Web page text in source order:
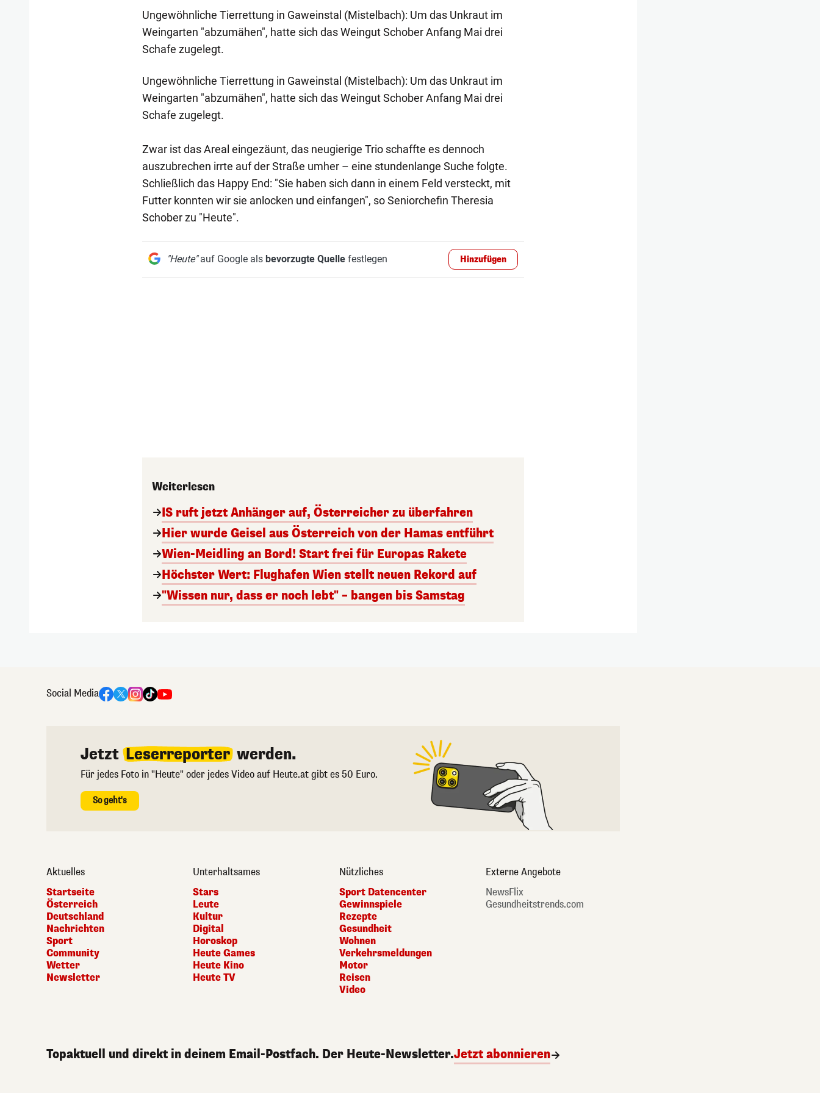
Ungewöhnliche Tierrettung in Gaweinstal (Mistelbach): Um das Unkraut im
Weingarten "abzumähen", hatte sich das Weingut Schober Anfang Mai drei
Schafe zugelegt.
Ungewöhnliche Tierrettung in Gaweinstal (Mistelbach): Um das Unkraut im
Weingarten "abzumähen", hatte sich das Weingut Schober Anfang Mai drei
Schafe zugelegt.
Zwar ist das Areal eingezäunt, das neugierige Trio schaffte es dennoch
auszubrechen irrte auf der Straße umher – eine stundenlange Suche folgte.
Schließlich das Happy End: "Sie haben sich dann in einem Feld versteckt, mit
Futter konnten wir sie anlocken und einfangen", so Seniorchefin Theresia
Schober zu "Heute".
"Heute"auf Google als bevorzugte Quellefestlegen Hinzufügen
Weiterlesen
IS ruft jetzt Anhänger auf, Österreicher zu überfahren
Hier wurde Geisel aus Österreich von der Hamas entführt
Wien-Meidling an Bord! Start frei für Europas Rakete
Höchster Wert: Flughafen Wien stellt neuen Rekord auf
"Wissen nur, dass er noch lebt" – bangen bis Samstag
Social Media
Jetzt Leserreporter werden.
Für jedes Foto in "Heute" oder jedes Video auf Heute.at gibt es 50 Euro.
So geht's
Aktuelles
Startseite
Österreich
Deutschland
Nachrichten
Sport
Community
Wetter
Newsletter
Unterhaltsames
Stars
Leute
Kultur
Digital
Horoskop
Heute Games
Heute Kino
Heute TV
Nützliches
Sport Datencenter
Gewinnspiele
Rezepte
Gesundheit
Wohnen
Verkehrsmeldungen
Motor
Reisen
Video
Externe Angebote
NewsFlix
Gesundheitstrends.com
Topaktuell und direkt in deinem Email-Postfach. Der Heute-Newsletter.Jetzt abonnieren